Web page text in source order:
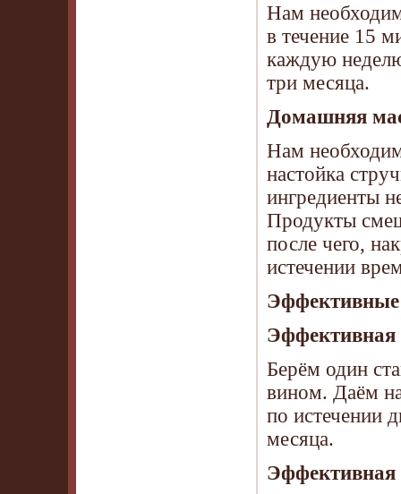
Нам
в течение 15
каждую
три месяца.
Домашняя
Нам
настойка
ингредиенты
Продукты
после чего,
истечении
Эффективные
Эффективная
Берём один
вином. Даём
по истечении
месяца.
Эффективная